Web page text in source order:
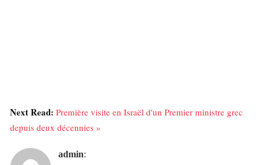
Next Read: Première visite en Israël d'un Premier ministre grec
depuis deux décennies »
admin: